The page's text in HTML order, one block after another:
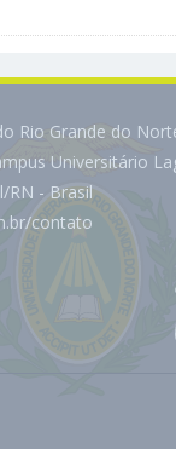
Rio Grande do
Universitário
RN - Brasil
contato